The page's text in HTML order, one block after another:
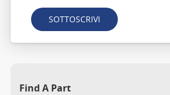
SOTTOSCRIVI
Find A Part